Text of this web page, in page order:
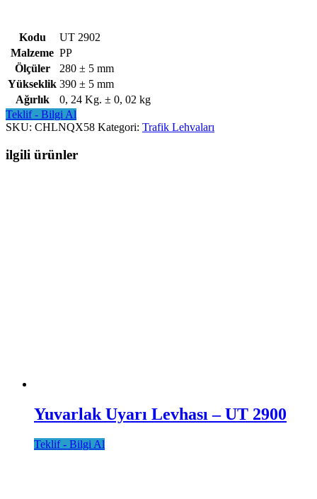
Kodu
UT 2902
Malzeme PP
Ölçüler
280 ± 5 mm
Yükseklik 390 ± 5 mm
Ağırlık
0, 24 Kg. ± 0, 02 kg
Teklif - Bilgi Al
SKU: CHLNQX58 Kategori: Trafik Lehvaları
ilgili ürünler
Yuvarlak Uyarı Levhası – UT 2900
Teklif - Bilgi Al